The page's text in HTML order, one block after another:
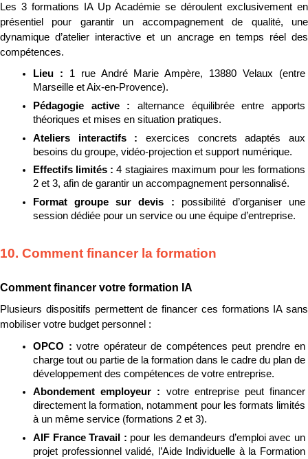
Les 3 formations IA Up Académie se déroulent exclusivement en
présentiel pour garantir un accompagnement de qualité, une
dynamique d’atelier interactive et un ancrage en temps réel des
compétences.
Lieu : 1 rue André Marie Ampère, 13880 Velaux (entre
Marseille et Aix-en-Provence).
Pédagogie active : alternance équilibrée entre apports
théoriques et mises en situation pratiques.
Ateliers interactifs : exercices concrets adaptés aux
besoins du groupe, vidéo-projection et support numérique.
Effectifs limités : 4 stagiaires maximum pour les formations
2 et 3, afin de garantir un accompagnement personnalisé.
Format groupe sur devis : possibilité d’organiser une
session dédiée pour un service ou une équipe d’entreprise.
10. Comment financer la formation
Comment financer votre formation IA
Plusieurs dispositifs permettent de financer ces formations IA sans
mobiliser votre budget personnel :
OPCO : votre opérateur de compétences peut prendre en
charge tout ou partie de la formation dans le cadre du plan de
développement des compétences de votre entreprise.
Abondement employeur : votre entreprise peut financer
directement la formation, notamment pour les formats limités
à un même service (formations 2 et 3).
AIF France Travail : pour les demandeurs d’emploi avec un
projet professionnel validé, l’Aide Individuelle à la Formation